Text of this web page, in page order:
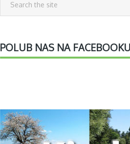
POLUB NAS NA FACEBOOKU